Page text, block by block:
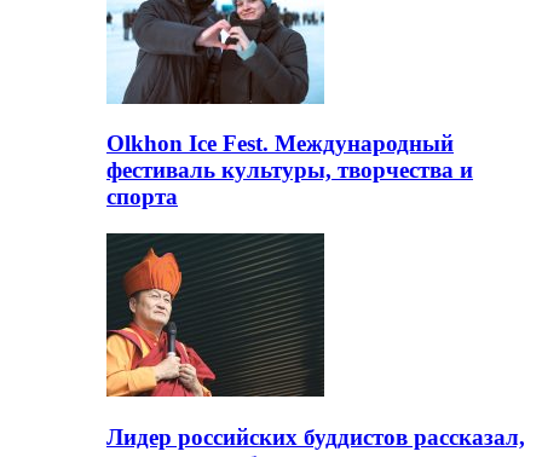
Olkhon Ice Fest. Международный
фестиваль культуры, творчества и
спорта
Лидер российских буддистов рассказал,